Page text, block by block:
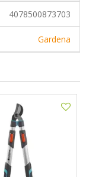
4078500873703
Gardena